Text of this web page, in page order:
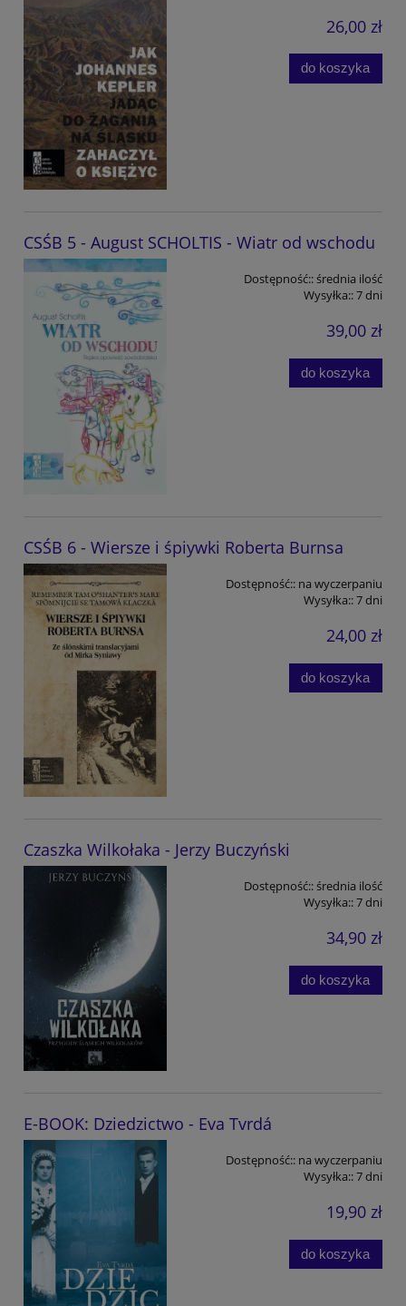
26,00 zł
do koszyka
CSŚB 5 - August SCHOLTIS - Wiatr od wschodu
Dostępność::średnia ilość
Wysyłka::7 dni
39,00 zł
do koszyka
CSŚB 6 - Wiersze i śpiywki Roberta Burnsa
Dostępność:: na wyczerpaniu
Wysyłka::7 dni
24,00 zł
do koszyka
Czaszka Wilkołaka - Jerzy Buczyński
Dostępność::średnia ilość
Wysyłka::7 dni
34,90 zł
do koszyka
E-BOOK: Dziedzictwo - Eva Tvrdá
Dostępność:: na wyczerpaniu
Wysyłka::7 dni
19,90 zł
do koszyka